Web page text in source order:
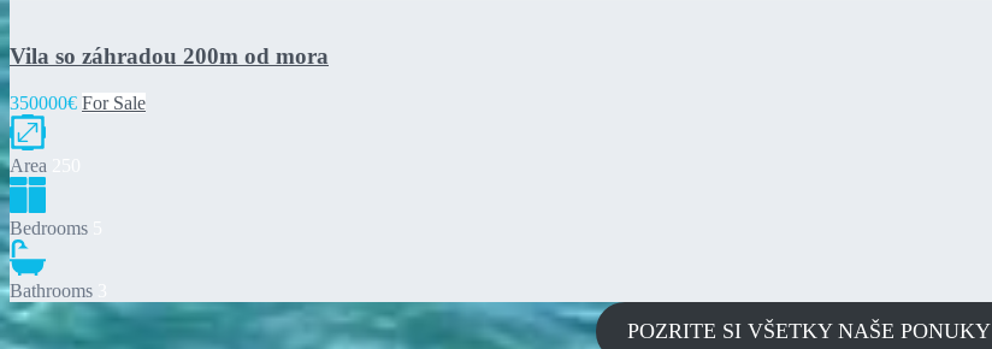
Vila so záhradou 200m od mora
350000€ For Sale
Area
Bedrooms
Bathrooms
POZRITE SI VŠETKY NAŠE PONUKY